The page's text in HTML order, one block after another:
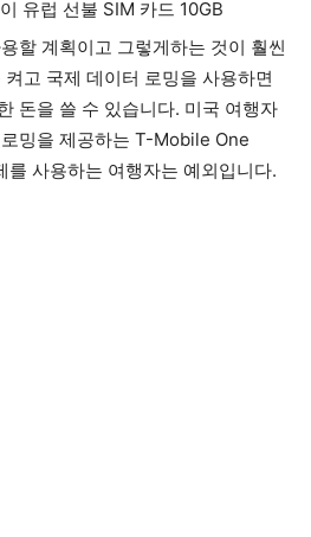
할 계획이고 그렇게하는 것이 훨씬
고 국제 데이터 로밍을 사용하면
돈을 쓸 수 있습니다. 미국 여행자
밍을 제공하는 T-Mobile One
사용하는 여행자는 예외입니다.